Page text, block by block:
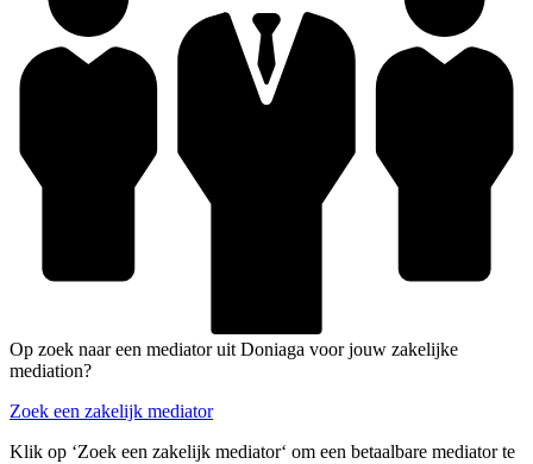
Op zoek naar een mediator uit Doniaga voor jouw zakelijke
mediation?
Zoek een zakelijk mediator
Klik op ‘Zoek een zakelijk mediator‘ om een betaalbare mediator te